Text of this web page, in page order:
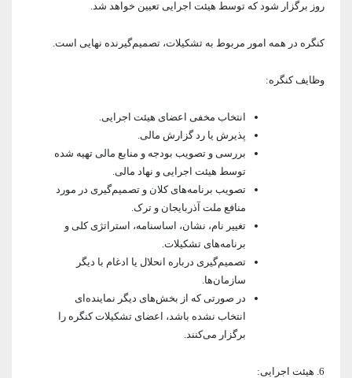
روز برگزار شود که توسط هیئت اجرایی تعیین خواهد شد.
کنگره در همه امور مربوط به تشکیلات، تصمیم‌گیرنده نهایی است.
وظایف کنگره:
انتخاب مخفی اعضای هیئت اجرایی.
پذیرش یا رد گزارش مالی.
بررسی و تصویب بودجه و منابع مالی تهیه شده
توسط هیئت اجرایی و نهاد مالی.
تصویب برنامه‌های کلان و تصمیم‌گیری در مورد
منافع ملت آذربایجان و ترک.
تغییر نام، نشان، اساسنامه، استراتژی کلی و
برنامه‌های تشکیلات.
تصمیم‌گیری درباره انحلال یا ادغام با دیگر
سازمان‌ها.
در صورتی که از بخش‌های دیگر نماینده‌ای
انتخاب نشده باشد، اعضای تشکیلات کنگره را
برگزار می‌کنند.
6. هیئت اجرایی: